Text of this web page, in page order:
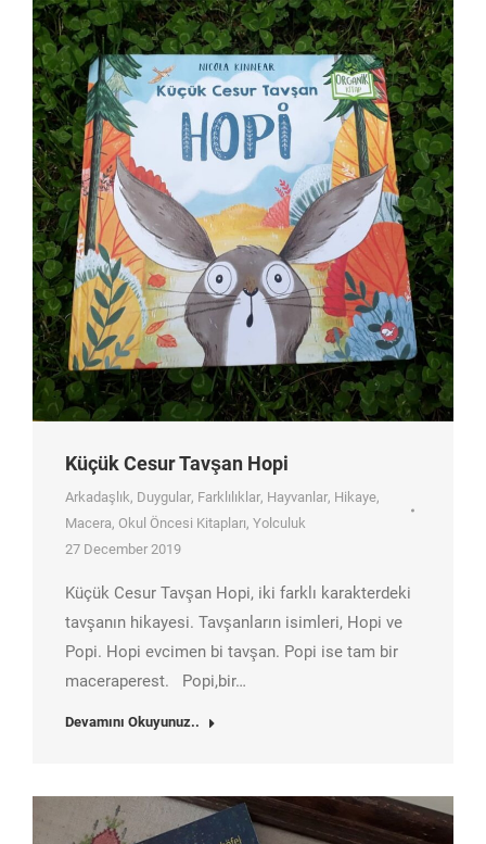
Küçük Cesur Tavşan Hopi
Arkadaşlık, Duygular, Farklılıklar, Hayvanlar, Hikaye,
Macera, Okul Öncesi Kitapları, Yolculuk
27 December 2019
Küçük Cesur Tavşan Hopi, iki farklı karakterdeki
tavşanın hikayesi. Tavşanların isimleri, Hopi ve
Popi. Hopi evcimen bi tavşan. Popi ise tam bir
maceraperest. Popi,bir…
Devamını Okuyunuz..